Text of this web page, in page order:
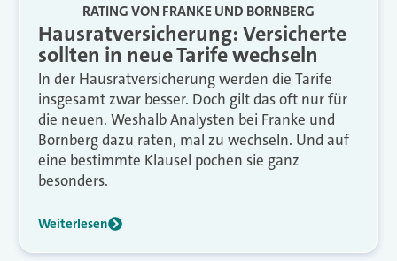
RATING VON FRANKE UND BORNBERG
Hausratversicherung: Versicherte
sollten in neue Tarife wechseln
In der Hausratversicherung werden die Tarife
insgesamt zwar besser. Doch gilt das oft nur für
die neuen. Weshalb Analysten bei Franke und
Bornberg dazu raten, mal zu wechseln. Und auf
eine bestimmte Klausel pochen sie ganz
besonders.
Weiterlesen